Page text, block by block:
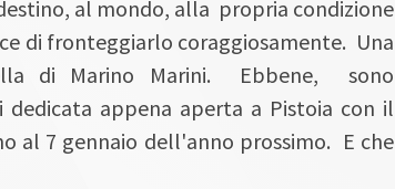
al mondo, alla propria condizione
di fronteggiarlo coraggiosamente. Una
di Marino Marini. Ebbene, sono
appena aperta a Pistoia con il
al 7 gennaio dell'anno prossimo. E che